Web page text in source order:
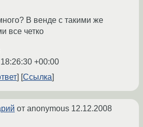
В венде с такими же
все четко
+00:00
Ссылка
от anonymous 12.12.2008